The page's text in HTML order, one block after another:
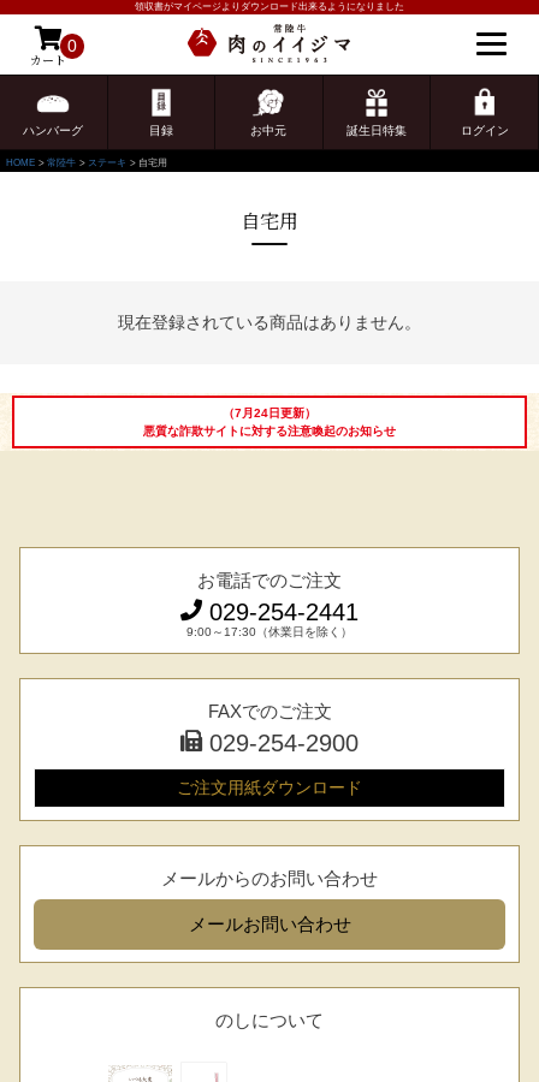
領収書がマイページよりダウンロード出来るようになりました
カート
0
ハンバーグ 目録 お中元 誕生日特集 ログイン
ゲスト 様こんにちは
ログイン
ご注文ガイド
熨斗・カード
法人の方へ
焼き方レシピ
すき焼き
焼き肉
BBQ
ハンバーグ
みそ漬け
シャルキュトリー
コーンスープ
目録ギフト
手造りタレ
HOME 常陸牛 ステーキ 自宅用
自宅用
現在登録されている商品はありません。
（7月24日更新）
悪質な詐欺サイトに対する注意喚起のお知らせ
お電話でのご注文
029-254-2441
9:00～17:30（休業日を除く）
FAXでのご注文
029-254-2900
ご注文用紙ダウンロード
メールからのお問い合わせ
メールお問い合わせ
のしについて